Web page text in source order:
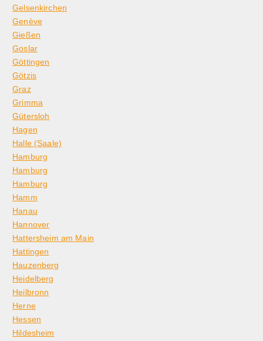
Gelsenkirchen
Genève
Gießen
Goslar
Göttingen
Götzis
Graz
Grimma
Gütersloh
Hagen
Halle (Saale)
Hamburg
Hamburg
Hamburg
Hamm
Hanau
Hannover
Hattersheim am Main
Hattingen
Hauzenberg
Heidelberg
Heilbronn
Herne
Hessen
Hildesheim